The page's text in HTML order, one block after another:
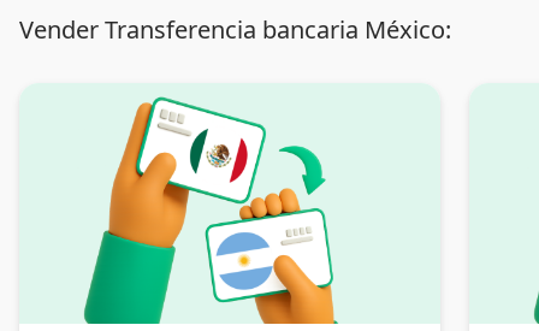
Vender Transferencia bancaria México: